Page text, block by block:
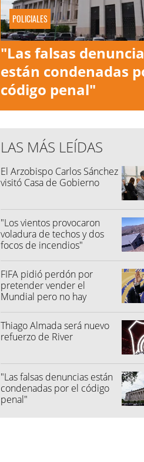
POLICIALES
"Las falsas
están condenadas
código penal"
LAS MÁS LEÍDAS
El Arzobispo Carlos Sánchez
visitó Casa de Gobierno
"Los vientos provocaron
voladura de techos y dos
focos de incendios"
FIFA pidió perdón por
pretender vender el
Mundial pero no hay
Thiago Almada será nuevo
refuerzo de River
"Las falsas denuncias están
condenadas por el código
penal"